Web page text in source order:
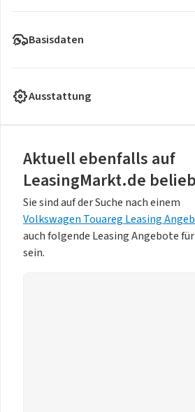
Basisdaten
Ausstattung
Aktuell ebenfalls auf
LeasingMarkt.de
Sie sind auf der Suche nach einem
Volkswagen Touareg Leasing
auch folgende Leasing Angebote
sein.